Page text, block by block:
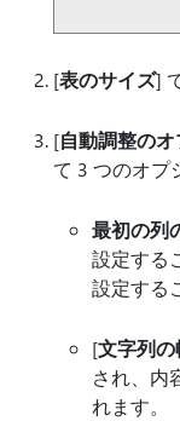
[表のサイズ]
[自動調整の
て 3 つのオプ
最初の列
設定する
設定する
[文字列
され、内
れます。